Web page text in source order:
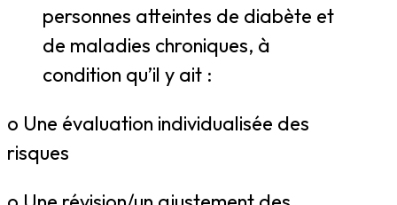
personnes atteintes de diabète et
de maladies chroniques, à
condition qu’il y ait :
o Une évaluation individualisée des
risques